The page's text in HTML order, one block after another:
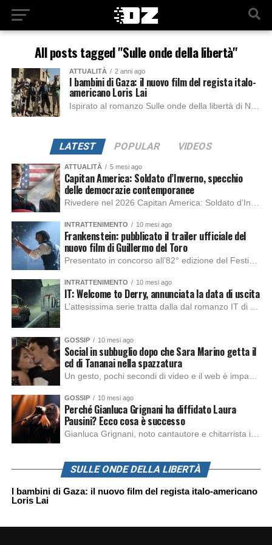
All posts tagged "Sulle onde della libertà"
ATTUALITÀ 2 anni ago
I bambini di Gaza: il nuovo film del regista italo-
americano Loris Lai
LATEST POPULAR VIDEOS
ATTUALITÀ 5 mesi ago
Capitan America: Soldato d’Inverno, specchio
delle democrazie contemporanee
INTRATTENIMENTO 10 mesi ago
Frankenstein: pubblicato il trailer ufficiale del
nuovo film di Guillermo del Toro
INTRATTENIMENTO 10 mesi ago
IT: Welcome to Derry, annunciata la data di uscita
GOSSIP 10 mesi ago
Social in subbuglio dopo che Sara Marino getta il
cd di Tananai nella spazzatura
GOSSIP 10 mesi ago
Perché Gianluca Grignani ha diffidato Laura
Pausini? Ecco cosa è successo
SULLE ONDE DELLA LIBERTÀ
I bambini di Gaza: il nuovo film del regista italo-americano
Loris Lai